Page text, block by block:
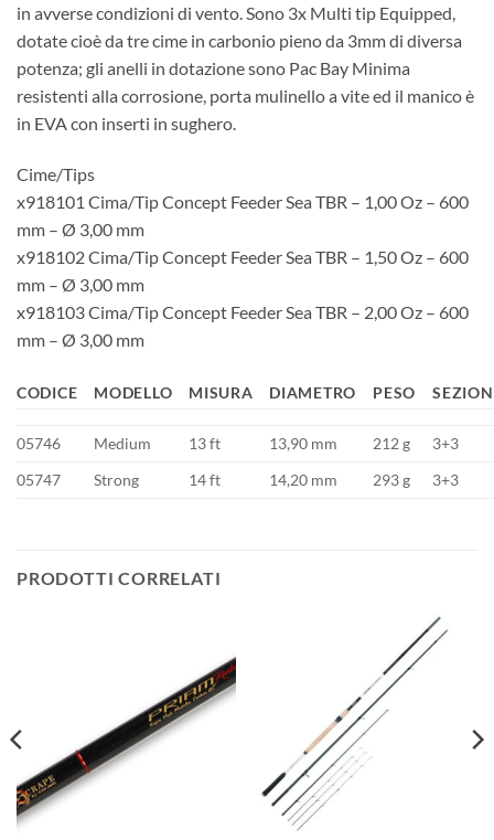
in avverse condizioni di vento. Sono 3x Multi tip Equipped,
dotate cioè da tre cime in carbonio pieno da 3mm di diversa
potenza; gli anelli in dotazione sono Pac Bay Minima
resistenti alla corrosione, porta mulinello a vite ed il manico è
in EVA con inserti in sughero.
Cime/Tips
x918101 Cima/Tip Concept Feeder Sea TBR – 1,00 Oz – 600
mm – Ø 3,00 mm
x918102 Cima/Tip Concept Feeder Sea TBR – 1,50 Oz – 600
mm – Ø 3,00 mm
x918103 Cima/Tip Concept Feeder Sea TBR – 2,00 Oz – 600
mm – Ø 3,00 mm
CODICE MODELLO MISURA DIAMETRO PESO
05746 Medium 13 ft 13,90 mm 212 g
3+3
05747
Strong 14 ft 14,20 mm 293 g 3+3
PRODOTTI CORRELATI